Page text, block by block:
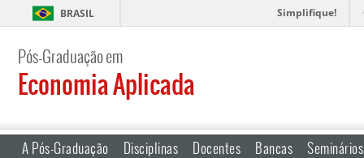
BRASIL Simplifique!
Pós-Graduação em
Economia Aplicada
A Pós-Graduação Disciplinas Docentes Bancas Seminários